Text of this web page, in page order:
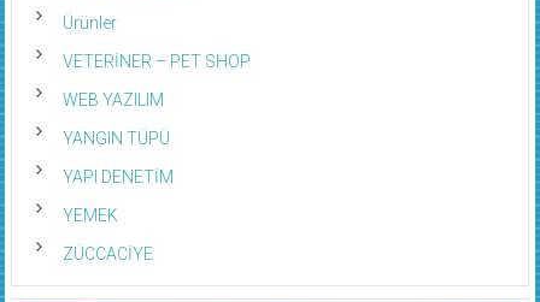
Ürünler
VETERİNER – PET SHOP
WEB YAZILIM
YANGIN TÜPÜ
YAPI DENETİM
YEMEK
ZÜCCACİYE